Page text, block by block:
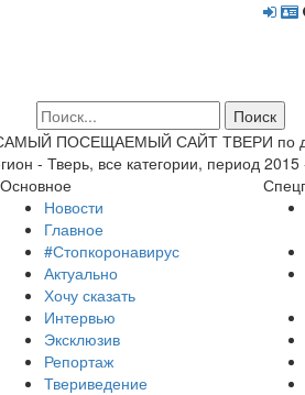
ПОСЕЩАЕМЫЙ САЙТ ТВЕРИ по
- Тверь, все категории, период 2015
Основное
Новости
Главное
#Стопкоронавирус
Актуально
Хочу сказать
Интервью
Эксклюзив
Репортаж
Твериведение